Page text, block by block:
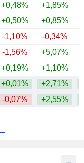
+0,48% +1,85%
+0,50% +0,85%
-1,10% -0,34%
-1,56% +5,07%
+0,19% +1,10%
+0,01% +2,71%
-0,07% +2,55%